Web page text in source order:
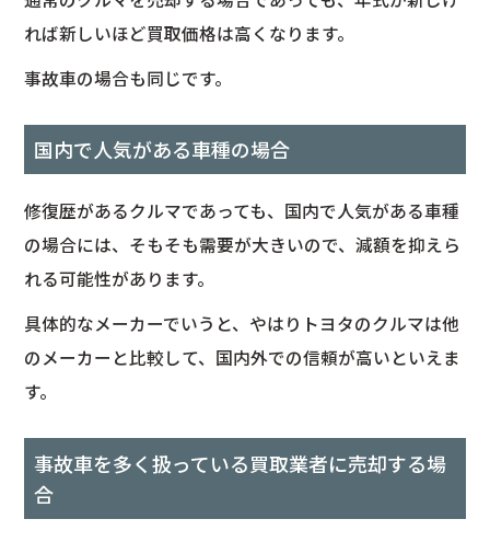
れば新しいほど買取価格は高くなります。
事故車の場合も同じです。
国内で人気がある車種の場合
修復歴があるクルマであっても、国内で人気がある車種
の場合には、そもそも需要が大きいので、減額を抑えら
れる可能性があります。
具体的なメーカーでいうと、やはりトヨタのクルマは他
のメーカーと比較して、国内外での信頼が高いといえま
す。
事故車を多く扱っている買取業者に売却する場
合